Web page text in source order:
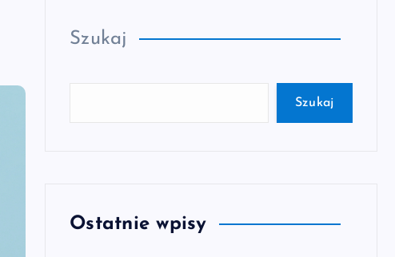
Szukaj
Szukaj
Ostatnie wpisy